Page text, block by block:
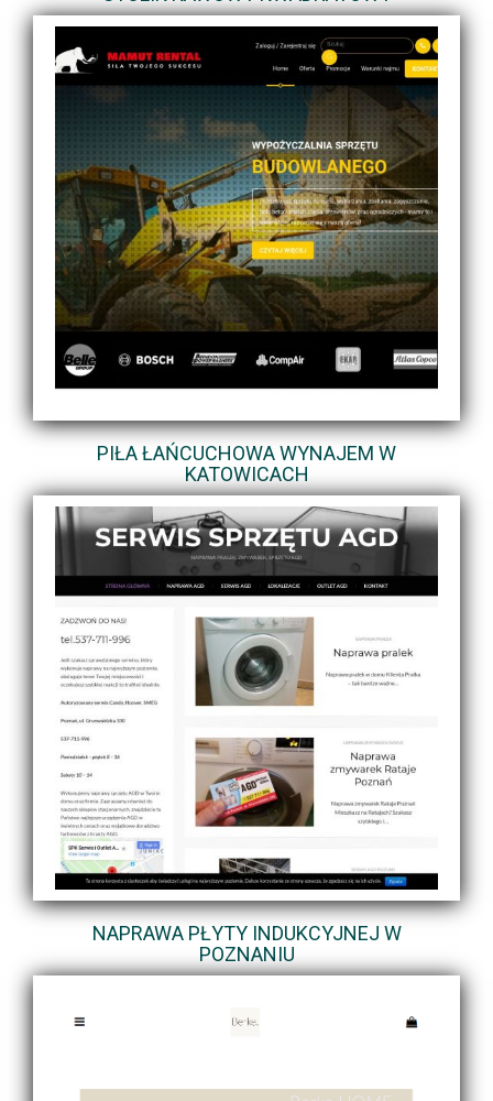
PIŁA ŁAŃCUCHOWA WYNAJEM W
KATOWICACH
NAPRAWA PŁYTY INDUKCYJNEJ W
POZNANIU